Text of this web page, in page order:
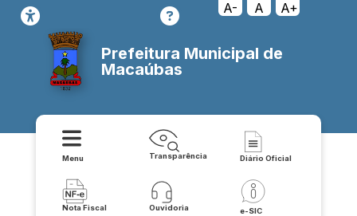
A- A A+
Prefeitura Municipal de
Macaúbas
Menu Transparência Diário Oficial
Nota Fiscal Ouvidoria e-SIC